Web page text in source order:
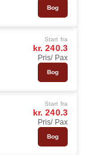
Bog
Start fra
kr. 240.3
Pris/ Pax
Bog
Start fra
kr. 240.3
Pris/ Pax
Bog